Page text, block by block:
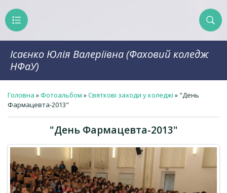
Ісаєнко Юлія Валеріївна (Фаховий коледж
НФаУ)
Головна »Фотоальбом »Святкові заходи у коледжі » "День
Фармацевта-2013"
"День Фармацевта-2013"